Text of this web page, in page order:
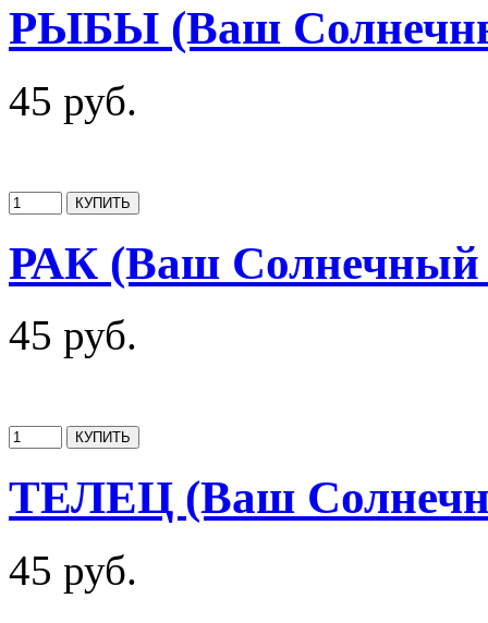
РЫБЫ (Ваш
45 руб.
РАК (Ваш Солнечный
45 руб.
ТЕЛЕЦ (Ваш
45 руб.